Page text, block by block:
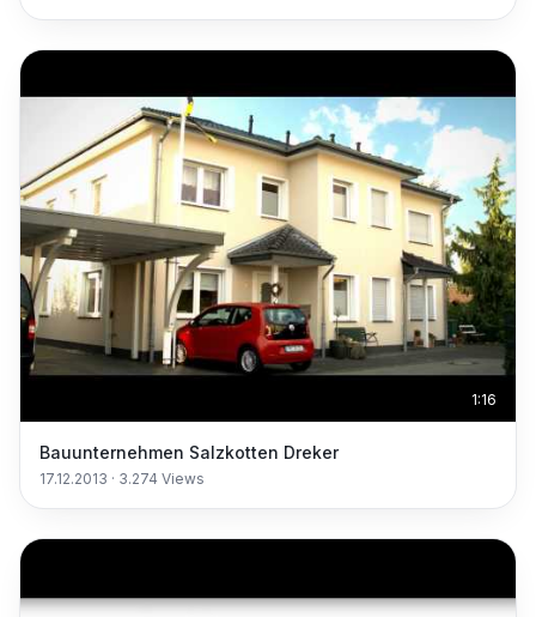
1:16
Bauunternehmen Salzkotten Dreker
17.12.2013 · 3.274 Views